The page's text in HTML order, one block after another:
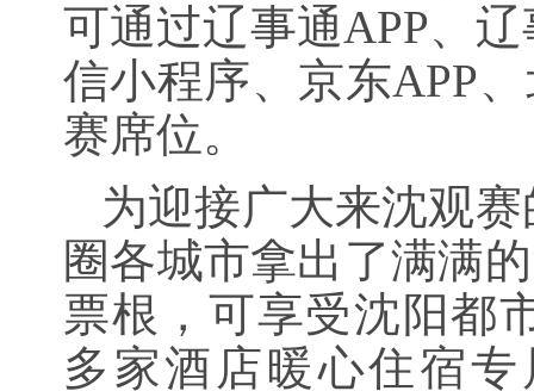
可通过辽事通APP、
信小程序、京东APP
赛席位。
为迎接广大来沈观
圈各城市拿出了满满
票根，可享受沈阳都
多家酒店暖心住宿